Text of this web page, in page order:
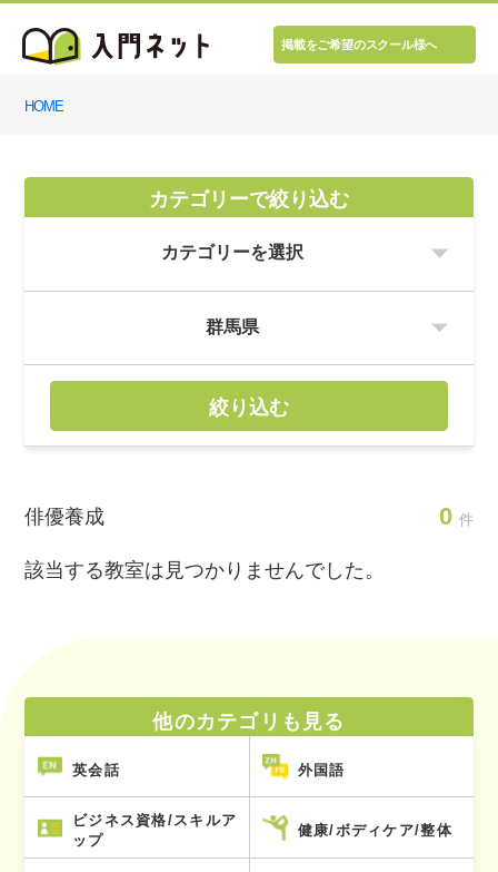
掲載をご希望のスクール様へ
HOME
カテゴリーで絞り込む
絞り込む
俳優養成 0 件
該当する教室は見つかりませんでした。
他のカテゴリも見る
英会話 外国語
ビジネス資格/スキルア
ップ
健康/ボディケア/整体